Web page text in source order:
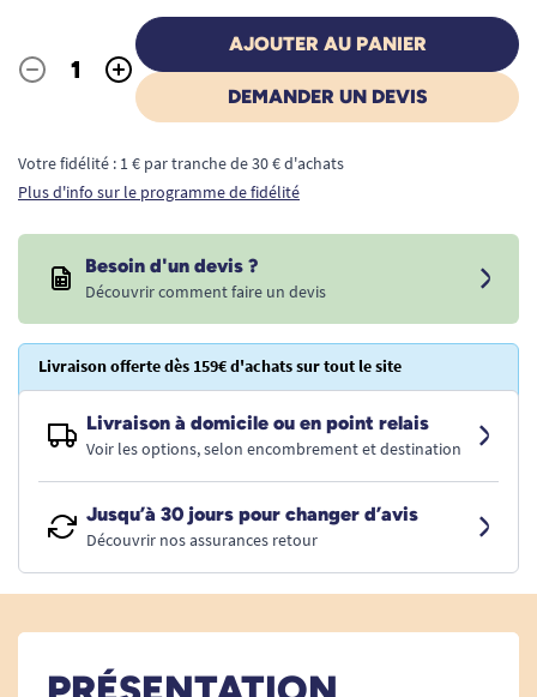
Quantité
- +
AJOUTER AU PANIER
DEMANDER UN DEVIS
Votre fidélité : 1 € par tranche de 30 € d'achats
Plus d'info sur le programme de fidélité
Besoin d'un devis ?
Découvrir comment faire un devis
Livraison offerte dès 159€ d'achats sur tout le site
Livraison à domicile ou en point relais
Voir les options, selon encombrement et destination
Jusqu’à 30 jours pour changer d’avis
Découvrir nos assurances retour